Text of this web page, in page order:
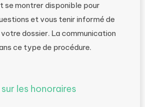
se montrer disponible pour
et vous tenir informé de
dossier. La communication
ce type de procédure.
les honoraires